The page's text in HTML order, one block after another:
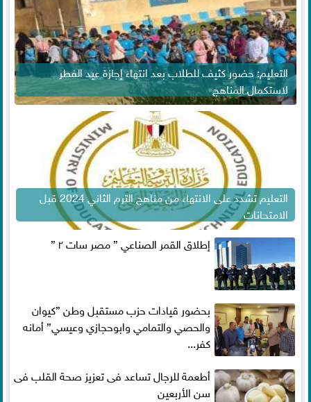
التعليم: حضور كثيف للطلاب بعد انتهاء إجازة عيد الفطر
لاستكمال المناهج
التعليم تشدد على الانتهاء من مناهج الترم الثاني 2024 قبل
الامتحانات
إطلاق القمر الصناعي ” مصر سات ٢ ”
بحضور قيادات حزب مستقبل وطن ”كيوان
والحصي والتمامي وابوحجازي وعيسي” أمانه
كفر...
أطعمة للرجال تساعد فى تعزيز صحة القلب فى
سن الأربعين